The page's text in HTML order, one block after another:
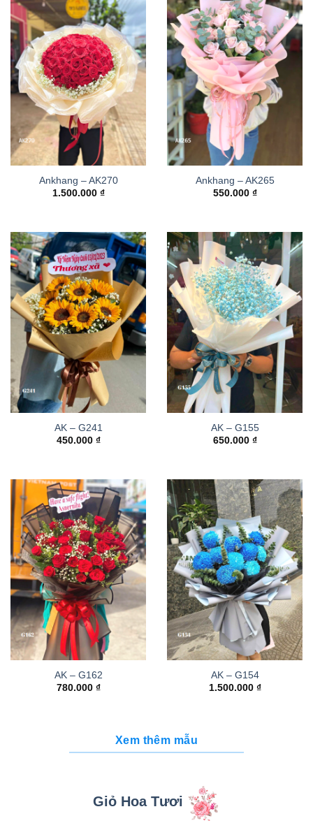
Ankhang – AK270
1.500.000 ₫
Ankhang – AK265
550.000 ₫
AK – G241
450.000 ₫
AK – G155
650.000 ₫
AK – G162
780.000 ₫
AK – G154
1.500.000 ₫
Xem thêm mẫu
Giỏ Hoa Tươi